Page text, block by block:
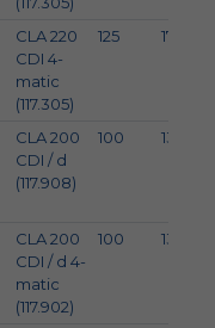
CLA 220
CDI 4-
matic
(117.305)
125 170
CLA 200
CDI / d
(117.908)
100 136
CLA 200
CDI / d 4-
matic
(117.902)
100 136